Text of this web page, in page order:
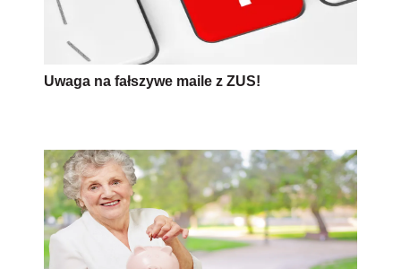
Uwaga na fałszywe maile z ZUS!